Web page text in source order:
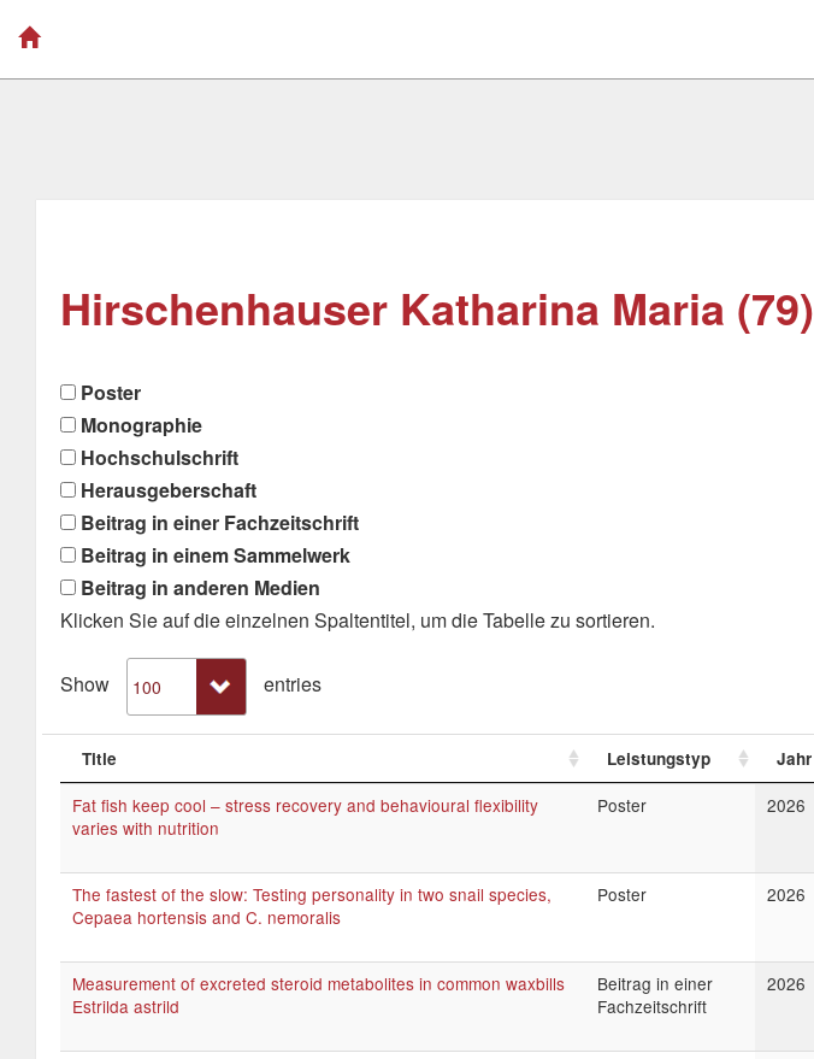
Hirschenhauser Katharina Maria (79)
Poster
Monographie
Hochschulschrift
Herausgeberschaft
Beitrag in einer Fachzeitschrift
Beitrag in einem Sammelwerk
Beitrag in anderen Medien
Klicken Sie auf die einzelnen Spaltentitel, um die Tabelle zu sortieren.
Show entries
Title Leistungstyp Jahr
Fat fish keep cool – stress recovery and behavioural flexibility
varies with nutrition
Poster 2026
The fastest of the slow: Testing personality in two snail species,
Cepaea hortensis and C. nemoralis
Poster 2026
Measurement of excreted steroid metabolites in common waxbills
Estrilda astrild
Beitrag in einer
Fachzeitschrift
2026